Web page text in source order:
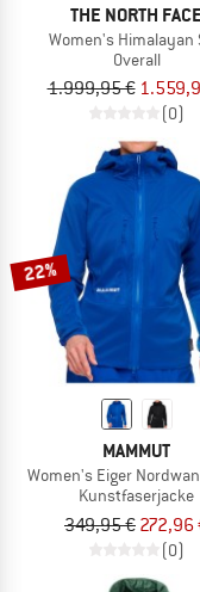
THE NORTH FACE
Women's Himalayan
Overall
1.999,95 €
(0)
22%
MAMMUT
Women's Eiger
Kunstfaserjacke
349,95 € 272,96
(0)